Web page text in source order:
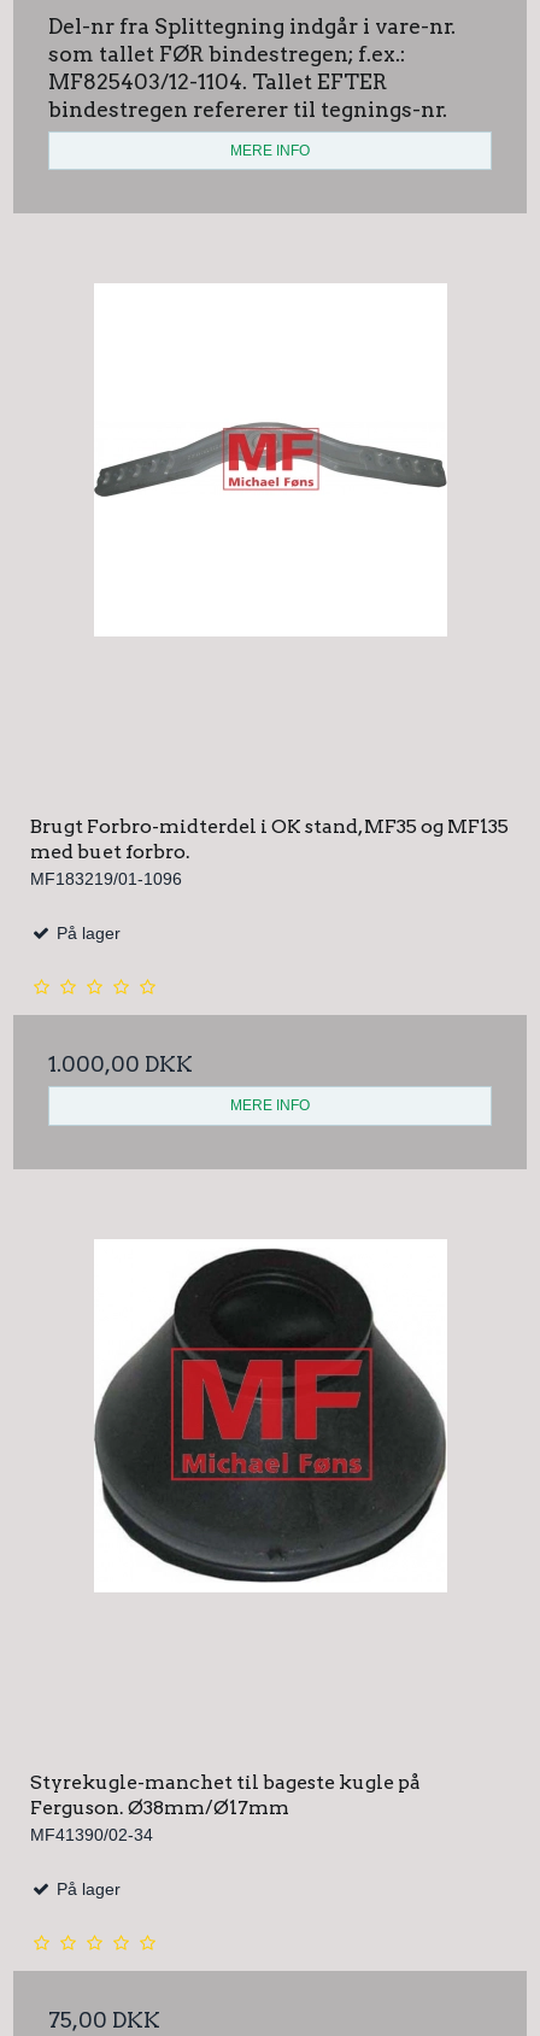
Del-nr fra Splittegning indgår i vare-nr.
som tallet FØR bindestregen; f.ex.:
MF825403/12-1104. Tallet EFTER
bindestregen refererer til tegnings-nr.
MERE INFO
Brugt Forbro-midterdel i OK stand, MF35 og MF135
med buet forbro.
MF183219/01-1096
På lager
1.000,00 DKK
MERE INFO
Styrekugle-manchet til bageste kugle på
Ferguson. Ø38mm/Ø17mm
MF41390/02-34
På lager
75,00 DKK